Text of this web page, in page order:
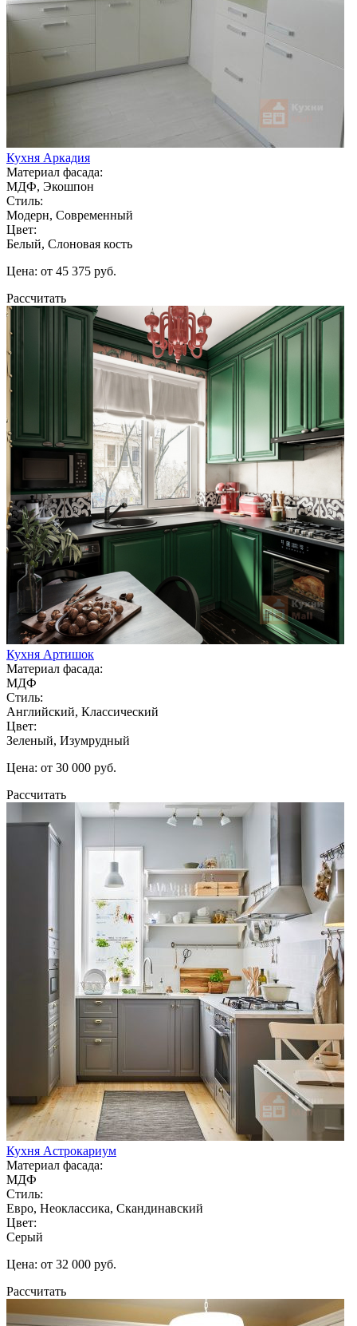
Кухня Аркадия
Материал фасада:
МДФ, Экошпон
Стиль:
Модерн, Современный
Цвет:
Белый, Слоновая кость
Цена: от 45 375 руб.
Рассчитать
Кухня Артишок
Материал фасада:
МДФ
Стиль:
Английский, Классический
Цвет:
Зеленый, Изумрудный
Цена: от 30 000 руб.
Рассчитать
Кухня Астрокариум
Материал фасада:
МДФ
Стиль:
Евро, Неоклассика, Скандинавский
Цвет:
Серый
Цена: от 32 000 руб.
Рассчитать